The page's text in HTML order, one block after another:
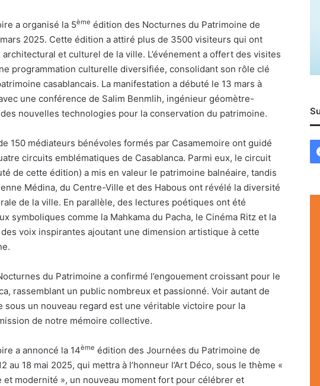
a organisé la 5ème édition des Nocturnes du Patrimoine de
mars 2025. Cette édition a attiré plus de 3500 visiteurs qui ont
et culturel de la ville. L’événement a offert des visites
programmation culturelle diversifiée, consolidant son rôle clé
casablancais. La manifestation a débuté le 13 mars à
une conférence de Salim Benmlih, ingénieur géomètre-
nouvelles technologies pour la conservation du patrimoine.
150 médiateurs bénévoles formés par Casamemoire ont guidé
circuits emblématiques de Casablanca. Parmi eux, le circuit
de cette édition) a mis en valeur le patrimoine balnéaire, tandis
Médina, du Centre-Ville et des Habous ont révélé la diversité
de la ville. En parallèle, des lectures poétiques ont été
symboliques comme la Mahkama du Pacha, le Cinéma Ritz et la
des voix inspirantes ajoutant une dimension artistique à cette
du Patrimoine a confirmé l’engouement croissant pour le
rassemblant un public nombreux et passionné. Voir autant de
un nouveau regard est une véritable victoire pour la
de notre mémoire collective.
a annoncé la 14ème édition des Journées du Patrimoine de
au 18 mai 2025, qui mettra à l’honneur l’Art Déco, sous le thème «
et modernité », un nouveau moment fort pour célébrer et